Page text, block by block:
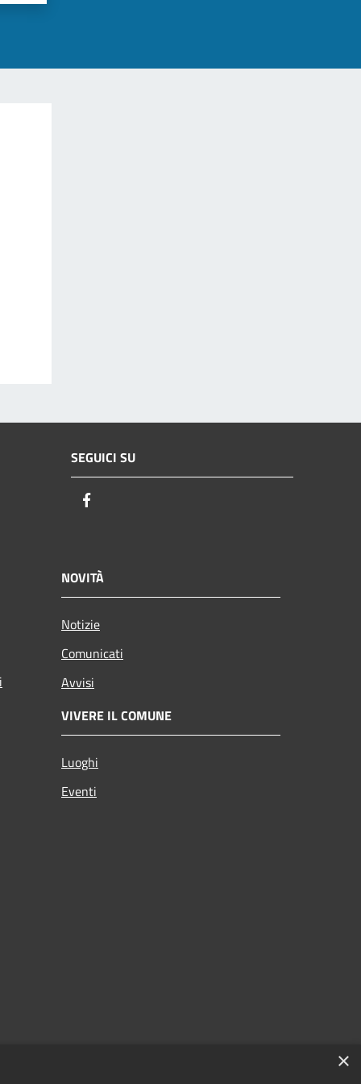
SEGUICI SU
NOVITÀ
Notizie
Comunicati
Avvisi
VIVERE IL COMUNE
Luoghi
Eventi
×